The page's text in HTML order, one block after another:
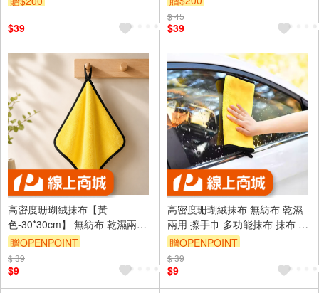
$39
$ 45
$39
高密度珊瑚絨抹布【黃
色-30*30cm】 無紡布 乾濕兩用
擦手巾 多功能抹布 抹布 清潔抹
布 車用抹布 廚房抹布 吸水抹布
贈OPENPOINT
$ 39
$9
高密度珊瑚絨抹布 無紡布 乾濕
兩用 擦手巾 多功能抹布 抹布 清
潔抹布 車用抹布 廚房抹布 吸水
抹布
贈OPENPOINT
$ 39
$9